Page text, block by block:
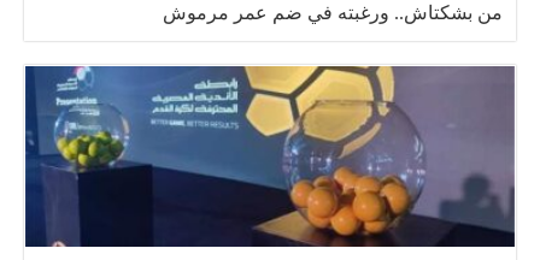
من بشكتاش.. ورغبته في ضم عمر مرموش